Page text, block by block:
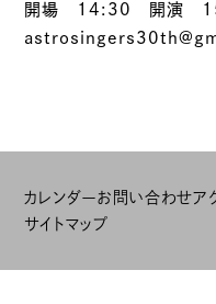
開場 14:30 開演
カレンダーお問い合わせア
サイトマップ